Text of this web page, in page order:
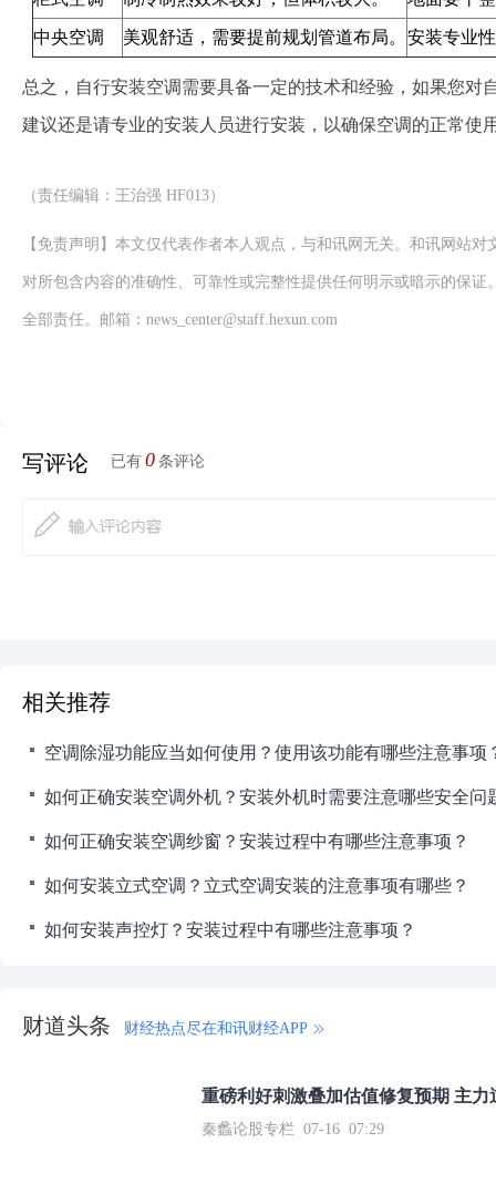
中央空调 美观舒适，需要提前规划管道布局。 安装专业
总之，自行安装空调需要具备一定的技术和经验，如果您对
建议还是请专业的安装人员进行安装，以确保空调的正常使
（责任编辑：王治强 HF013）
【免责声明】本文仅代表作者本人观点，与和讯网无关。和讯网站
对所包含内容的准确性、可靠性或完整性提供任何明示或暗示的保证
全部责任。邮箱：news_center@staff.hexun.com
写评论 已有 0 条评论
相关推荐
空调除湿功能应当如何使用？使用该功能有哪些注意事项
如何正确安装空调外机？安装外机时需要注意哪些安全问
如何正确安装空调纱窗？安装过程中有哪些注意事项？
如何安装立式空调？立式空调安装的注意事项有哪些？
如何安装声控灯？安装过程中有哪些注意事项？
财道头条 财经热点尽在和讯财经APP
重磅利好刺激叠加估值修复预期 主
秦蠡论股专栏 07-16 07:29